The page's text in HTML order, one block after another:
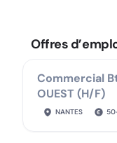
Offres
Commercial
OUEST (H/F)
NANTES 50